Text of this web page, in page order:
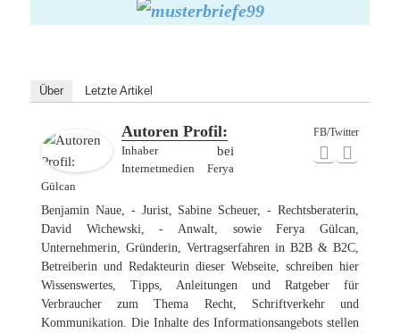
Über Letzte Artikel
FB/Twitter
Autoren Profil:
Inhaberbei
Internetmedien Ferya
Gülcan
Benjamin Naue, - Jurist, Sabine Scheuer, - Rechtsberaterin,
David Wichewski, - Anwalt, sowie Ferya Gülcan,
Unternehmerin, Gründerin, Vertragserfahren in B2B & B2C,
Betreiberin und Redakteurin dieser Webseite, schreiben hier
Wissenswertes, Tipps, Anleitungen und Ratgeber für
Verbraucher zum Thema Recht, Schriftverkehr und
Kommunikation. Die Inhalte des Informationsangebots stellen